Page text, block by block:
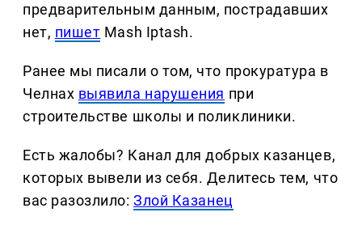
предварительным данным, пострадавших
нет, пишет Mash Iptash.
Ранее мы писали о том, что прокуратура в
Челнах выявила нарушения при
строительстве школы и поликлиники.
Есть жалобы? Канал для добрых казанцев,
которых вывели из себя. Делитеcь тем, что
вас разозлило:Злой Казанец